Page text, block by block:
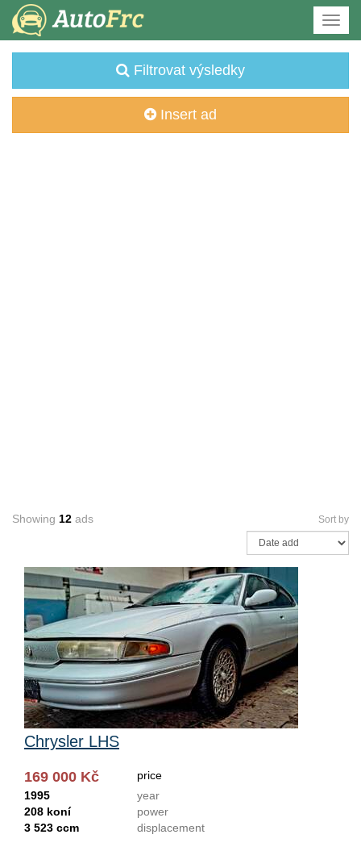
Filtrovat výsledky
Insert ad
Sort by
Showing 12 ads
Chrysler LHS
169 000 Kč
price
1995
year
208 koní
power
3 523 ccm
displacement